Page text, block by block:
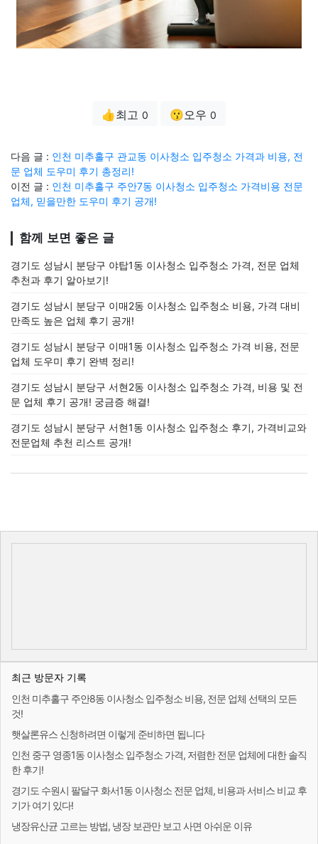
👍최고 0 😗오우 0
다음 글 : 인천 미추홀구 관교동 이사청소 입주청소 가격과 비용, 전
문 업체 도우미 후기 총정리!
이전 글 : 인천 미추홀구 주안7동 이사청소 입주청소 가격비용 전문
업체, 믿을만한 도우미 후기 공개!
함께 보면 좋은 글
경기도 성남시 분당구 야탑1동 이사청소 입주청소 가격, 전문 업체
추천과 후기 알아보기!
경기도 성남시 분당구 이매2동 이사청소 입주청소 비용, 가격 대비
만족도 높은 업체 후기 공개!
경기도 성남시 분당구 이매1동 이사청소 입주청소 가격 비용, 전문
업체 도우미 후기 완벽 정리!
경기도 성남시 분당구 서현2동 이사청소 입주청소 가격, 비용 및 전
문 업체 후기 공개! 궁금증 해결!
경기도 성남시 분당구 서현1동 이사청소 입주청소 후기, 가격비교와
전문업체 추천 리스트 공개!
최근 방문자 기록
인천 미추홀구 주안8동 이사청소 입주청소 비용, 전문 업체 선택의 모든
것!
햇살론유스 신청하려면 이렇게 준비하면 됩니다
인천 중구 영종1동 이사청소 입주청소 가격, 저렴한 전문 업체에 대한 솔직
한 후기!
경기도 수원시 팔달구 화서1동 이사청소 전문 업체, 비용과 서비스 비교 후
기가 여기 있다!
냉장유산균 고르는 방법, 냉장 보관만 보고 사면 아쉬운 이유